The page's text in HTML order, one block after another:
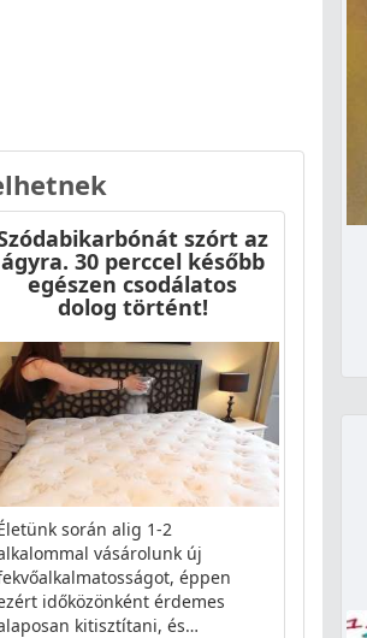
szórt az
ágyra. 30 perccel később
egészen csodálatos
dolog történt!
során alig 1-2
vásárolunk új
éppen
időközönként érdemes
kitisztítani, és…